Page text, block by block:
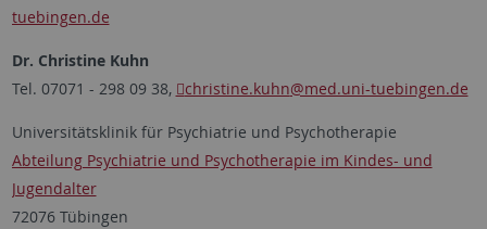
tuebingen.de
Dr. Christine Kuhn
Tel. 07071 - 298 09 38,
christine.kuhn@med.uni-tuebingen.de
Universitätsklinik für Psychiatrie und Psychotherapie
Abteilung Psychiatrie und Psychotherapie im Kindes- und
Jugendalter
72076 Tübingen